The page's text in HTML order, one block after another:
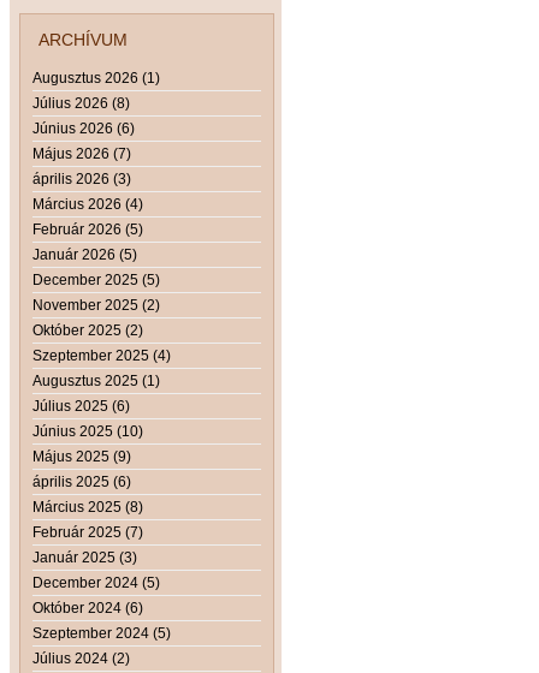
ARCHÍVUM
Augusztus 2026 (1)
Július 2026 (8)
Június 2026 (6)
Május 2026 (7)
április 2026 (3)
Március 2026 (4)
Február 2026 (5)
Január 2026 (5)
December 2025 (5)
November 2025 (2)
Október 2025 (2)
Szeptember 2025 (4)
Augusztus 2025 (1)
Július 2025 (6)
Június 2025 (10)
Május 2025 (9)
április 2025 (6)
Március 2025 (8)
Február 2025 (7)
Január 2025 (3)
December 2024 (5)
Október 2024 (6)
Szeptember 2024 (5)
Július 2024 (2)